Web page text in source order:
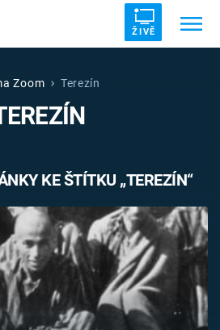
ŽIVĚ
DRUHÁ SVĚTOVÁ VÁLKA
Zoom Terezín
KE ŠTÍTKU „TEREZÍN“